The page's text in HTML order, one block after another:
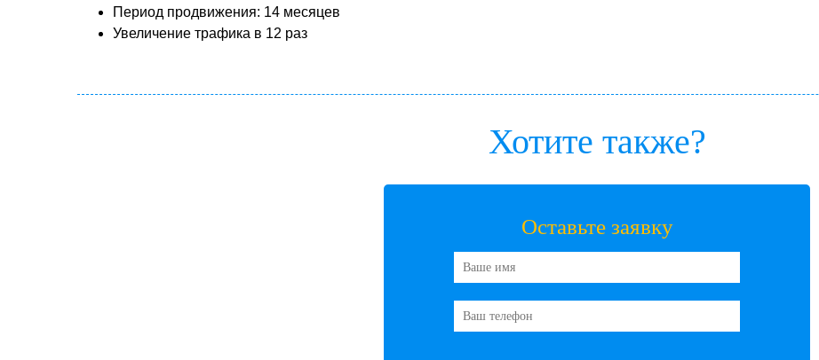
Период продвижения: 14 месяцев
Увеличение трафика в 12 раз
Хотите также?
Оставьте заявку